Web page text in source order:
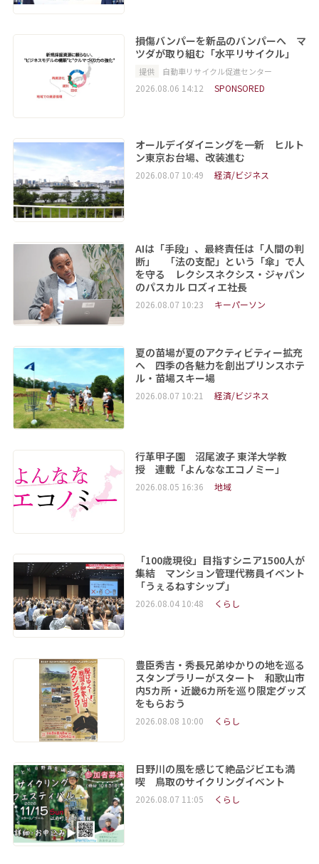
損傷バンパーを新品のバンパーへ マ
ツダが取り組む「水平リサイクル」
提供 自動車リサイクル促進センター
2026.08.06 14:12 SPONSORED
オールデイダイニングを一新 ヒルト
ン東京お台場、改装進む
2026.08.07 10:49 経済/ビジネス
AIは「手段」、最終責任は「人間の判
断」 「法の支配」という「傘」で人
を守る レクシスネクシス・ジャパン
のパスカル ロズィエ社長
2026.08.07 10:23 キーパーソン
夏の苗場が夏のアクティビティー拡充
へ 四季の各魅力を創出プリンスホテ
ル・苗場スキー場
2026.08.07 10:21 経済/ビジネス
行革甲子園 沼尾波子 東洋大学教
授 連載「よんななエコノミー」
2026.08.05 16:36 地域
「100歳現役」目指すシニア1500人が
集結 マンション管理代務員イベント
「うぇるねすシップ」
2026.08.04 10:48 くらし
豊臣秀吉・秀長兄弟ゆかりの地を巡る
スタンプラリーがスタート 和歌山市
内5カ所・近畿6カ所を巡り限定グッズ
をもらおう
2026.08.08 10:00 くらし
日野川の風を感じて絶品ジビエも満
喫 鳥取のサイクリングイベント
2026.08.07 11:05 くらし